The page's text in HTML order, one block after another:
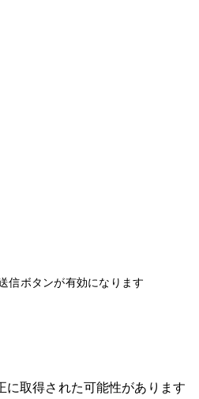
信ボタンが有効になります
取得された可能性があります